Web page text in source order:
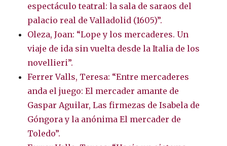
espectáculo teatral: la sala de saraos del
palacio real de Valladolid (1605)”.
Oleza, Joan: “Lope y los mercaderes. Un
viaje de ida sin vuelta desde la Italia de los
novellieri”.
Ferrer Valls, Teresa: “Entre mercaderes
anda el juego: El mercader amante de
Gaspar Aguilar, Las firmezas de Isabela de
Góngora y la anónima El mercader de
Toledo”.